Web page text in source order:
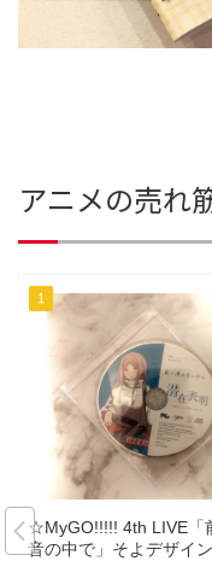
アニメの売れ
☆MyGO!!!!! 4th LIVE「
音の中で」そよデザイ